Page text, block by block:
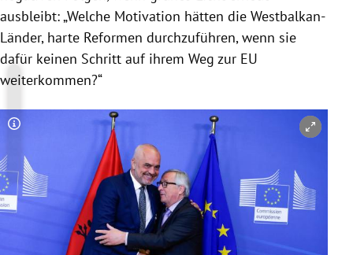
ausbleibt: „Welche Motivation hätten die Westbalkan-
Länder, harte Reformen durchzuführen, wenn sie
dafür keinen Schritt auf ihrem Weg zur EU
weiterkommen?“
Copyright-Hinweis öffnen/schließen